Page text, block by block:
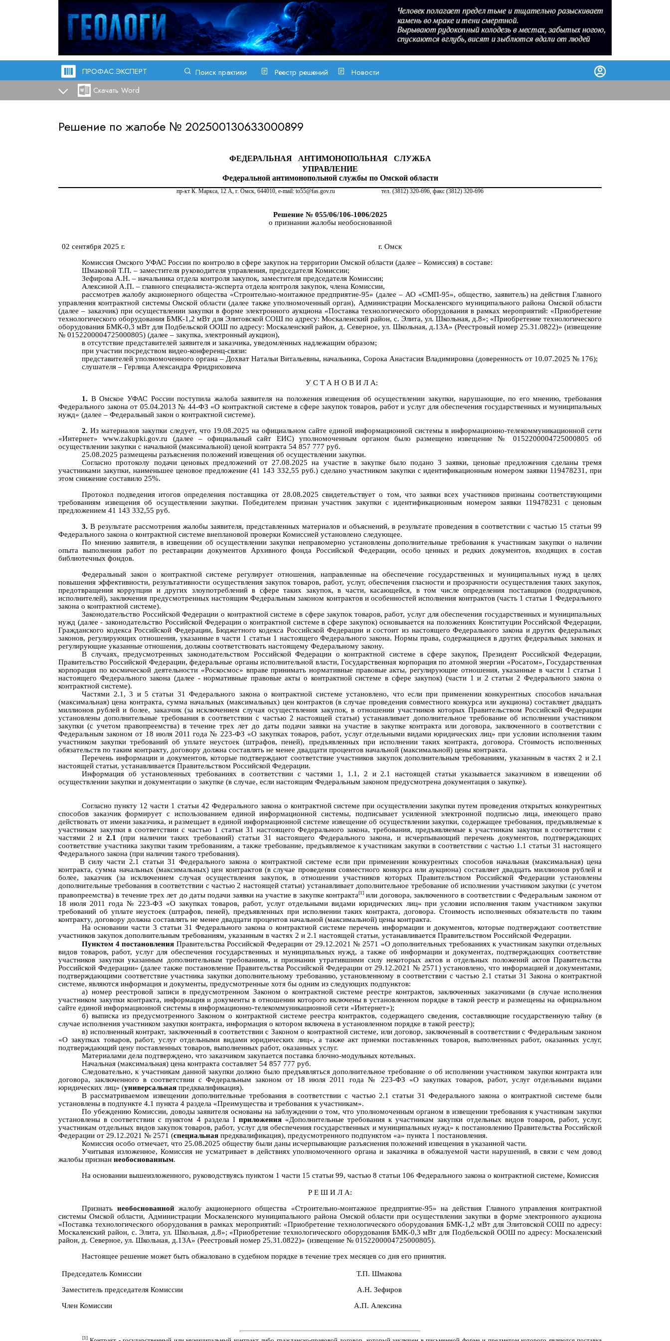
ПРОФАС.ЭКСПЕРТ Поиск практики Реестр решений
Новости
Скачать Word
Решение по жалобе № 202500130633000899
ФЕДЕРАЛЬНАЯ АНТИМОНОПОЛЬНАЯ
СЛУЖБА
УПРАВЛЕНИЕ
Федеральной антимонопольной службы по Омской области
пр-кт К. Маркса, 12 А, г. Омск, 644010, e-mail: to55@fas.gov.ru тел. (3812) 320-696, факс (3812) 320-696
Решение № 055/06/106-1006/2025
о признании жалобы необоснованной
02 сентября 2025 г.
г. Омск
Комиссия Омского УФАС России по контролю в сферезакупокна территории Омской области (далее – Комиссия) в составе:
Шмаковой Т.П. – заместителя руководителя управления, председателя Комиссии;
Зефирова А.Н. – начальника отдела контроля закупок, заместителя председателя Комиссии;
Алексиной А.П. – главного специалиста-эксперта отдела контроля закупок, члена Комиссии,
рассмотрев жалобу акционерного общества«Строительно-монтажное предприятие-95» (далее – АО «СМП-95», общество, заявитель)на действияГлавного
управления контрактной системы Омской области (далее также уполномоченный орган), Администрации Москаленского муниципального района Омской области
(далее – заказчик) при осуществлении закупки в форме электронного аукциона «Поставка технологического оборудования в рамках мероприятий: «Приобретение
технологического оборудования БМК-1,2 мВт для Элитовской СОШ по адресу: Москаленский район, с. Элита, ул. Школьная, д.8»; «Приобретение технологического
оборудования БМК-0,3 мВт для Подбельской ООШ по адресу: Москаленский район, д. Северное, ул. Школьная, д.13А» (Реестровый номер 25.31.0822)» (извещение
№ 0152200004725000805) (далее – закупка, электронный аукцион),
в отсутствие представителей заявителя и заказчика,уведомленныхнадлежащим образом;
при участии посредством видео-конференц-связи:
представителей уполномоченногооргана – Дохват Натальи Витальевны, начальника,Сорока Анастасия Владимировна (доверенностьот 10.07.2025 № 176);
слушателя – Герлица Александра Фридриховича
У С Т А Н О В И Л А:
В Омское УФАС Россиипоступила жалоба заявителя на положения извещения об осуществлении закупки, нарушающие, по его мнению, требования
Федерального закона от 05.04.2013 № 44-ФЗ «О контрактной системе в сфере закупок товаров, работ и услуг для обеспечения государственных и муниципальных
нужд» (далее – Федеральный закон о контрактной системе).
2.Из материаловзакупки следует, что 19.08.2025 на официальном сайте единой информационной системы в информационно-телекоммуникационной сети
«Интернет» www.zakupki.gov.ru (далее –официальный сайт ЕИС) уполномоченныморганомбыло размещено извещение№ 0152200004725000805
об
осуществлении закупки с начальной (максимальной) ценой контракта 54 857 777 руб.
25.08.2025размещены разъяснения положений извещения об осуществлении закупки.
Согласнопротоколу подачи ценовых предложенийот 27.08.2025на участие в закупке было подано 3 заявки, ценовые предложения сделаны тремя
участниками закупки, наименьшее ценовое предложение (41 143 332,55 руб.) сделано участником закупки с идентификационным номером заявки 119478231, при
этом снижение составило 25%.
Протокол подведения итогов определения поставщика от28.08.2025 свидетельствует о том, что заявки всех участников признаны соответствующими
требованиям извещения об осуществлении закупки. Победителем признан участник закупки с идентификационным номером заявки 119478231 с ценовым
предложением 41 143 332,55 руб.
3. В результате рассмотрения жалобы заявителя, представленных материалов иобъяснений, в результате проведения в соответствии с частью 15 статьи 99
Федерального закона о контрактной системе внеплановой проверки Комиссией установлено следующее.
По мнению заявителя, в извещении об осуществлении закупки неправомерно установлены дополнительные требования к участникам закупки о наличии
опыта выполнения работ по реставрации документов Архивного фонда Российской Федерации, особо ценных и редких документов, входящих в состав
библиотечных фондов.
Федеральный закон о контрактной системе регулирует отношения, направленные на обеспечение государственных и муниципальных нужд в целях
повышения эффективности, результативности осуществления закупок товаров, работ, услуг, обеспечения гласности и прозрачности осуществления таких закупок,
предотвращения коррупции и других злоупотреблений в сфере таких закупок, в части, касающейся, в том числе определения поставщиков (подрядчиков,
исполнителей), заключения предусмотренных настоящим Федеральным законом контрактов и особенностей исполнения контрактов (часть 1 статьи 1 Федерального
закона о контрактной системе).
Законодательство Российской Федерации о контрактной системе в сфере закупок товаров, работ, услуг для обеспечения государственных и муниципальных
нужд (далее - законодательство Российской Федерации о контрактной системе в сфере закупок) основывается на положениях Конституции Российской Федерации,
Гражданского кодекса Российской Федерации, Бюджетного кодекса Российской Федерации и состоит из настоящего Федерального закона и других федеральных
законов, регулирующих отношения, указанные в части 1 статьи 1 настоящего Федерального закона. Нормы права, содержащиеся в других федеральных законах и
регулирующие указанные отношения, должны соответствовать настоящему Федеральному закону.
В случаях, предусмотренных законодательством Российской Федерации о контрактной системе в сфере закупок, Президент Российской Федерации,
Правительство Российской Федерации, федеральные органы исполнительной власти, Государственная корпорация по атомной энергии «Росатом», Государственная
корпорация по космической деятельности «Роскосмос» вправе принимать нормативные правовые акты, регулирующие отношения, указанные в части 1 статьи 1
настоящего Федерального закона (далее - нормативные правовые акты о контрактной системе в сфере закупок) (части 1 и 2 статьи 2 Федерального закона о
контрактной системе).
Частями 2.1, 3 и 5 статьи 31 Федерального закона о контрактной системе установлено, что если при применении конкурентных способов начальная
(максимальная) цена контракта, сумма начальных (максимальных) цен контрактов (в случае проведения совместного конкурса или аукциона) составляет двадцать
миллионов рублей и более, заказчик (за исключением случая осуществления закупок, в отношении участников которых Правительством Российской Федерации
установлены дополнительные требования в соответствии с частью 2 настоящей статьи) устанавливает дополнительное требование об исполнении участником
закупки (с учетом правопреемства) в течение трех лет до даты подачи заявки на участие в закупке контракта или договора, заключенного в соответствии с
Федеральным законом от 18 июля 2011 года№ 223-ФЗ «О закупках товаров, работ, услуг отдельными видами юридических лиц» при условии исполнения таким
участником закупки требований об уплате неустоек (штрафов, пеней), предъявленных при исполнении таких контракта, договора. Стоимость исполненных
обязательств по таким контракту, договору должна составлять не менее двадцати процентов начальной (максимальной) цены контракта.
Перечень информации и документов, которые подтверждают соответствие участников закупок дополнительным требованиям, указанным в частях 2 и 2.1
настоящей статьи, устанавливается Правительством Российской Федерации.
Информация об установленных требованиях в соответствии с частями 1, 1.1, 2 и 2.1 настоящей статьи указывается заказчиком в извещении об
осуществлении закупки и документации о закупке (в случае, если настоящим Федеральным законом предусмотрена документация о закупке).
Согласно пункту 12 части 1 статьи 42 Федерального закона о контрактной системе при осуществлении закупки путем проведения открытых конкурентных
способов заказчик формирует с использованием единой информационной системы, подписывает усиленной электронной подписью лица, имеющего право
действовать от имени заказчика, и размещает в единой информационной системе извещение об осуществлении закупки, содержащее требования, предъявляемые к
участникам закупки в соответствии с частью 1 статьи 31 настоящего Федерального закона, требования, предъявляемые к участникам закупки в соответствии с
частями 2 и2.1 (при наличии таких требований) статьи 31 настоящего Федерального закона, и исчерпывающий перечень документов, подтверждающих
соответствие участника закупки таким требованиям, а также требование, предъявляемое к участникам закупки в соответствии с частью 1.1 статьи 31 настоящего
Федерального закона (при наличии такого требования).
В силу части 2.1 статьи 31Федерального закона о контрактной системе если при применении конкурентных способов начальная (максимальная) цена
контракта, сумма начальных (максимальных) цен контрактов (в случае проведения совместного конкурса или аукциона) составляет двадцать миллионов рублей и
более, заказчик (за исключением случая осуществления закупок, в отношении участниковкоторых Правительством Российской Федерации установлены
дополнительные требования в соответствии счастью 2 настоящей статьи) устанавливает дополнительное требование об исполнении участником закупки (с учетом
правопреемства) в течение трех лет до даты подачи заявки на участие в закупке контракта[1] или договора, заключенного в соответствии с Федеральным законом от
18 июля 2011 года № 223-ФЗ «О закупках товаров, работ, услуг отдельными видами юридических лиц» при условии исполнения таким участником закупки
требований об уплате неустоек (штрафов, пеней), предъявленных при исполнении таких контракта, договора. Стоимость исполненных обязательств по таким
контракту, договору должна составлять не менее двадцати процентов начальной (максимальной) цены контракта.
На основании части 3 статьи 31 Федерального закона о контрактной системе перечень информации и документов, которые подтверждают соответствие
участников закупок дополнительным требованиям, указанным в частях 2 и 2.1 настоящей статьи, устанавливается Правительством Российской Федерации.
Пунктом 4постановления Правительства Российской Федерации от 29.12.2021 № 2571 «О дополнительных требованиях к участникам закупки отдельных
видов товаров, работ, услуг для обеспечения государственных и муниципальных нужд, а также об информации и документах, подтверждающих соответствие
участников закупки указанным дополнительным требованиям, и признании утратившими силу некоторых актов и отдельных положений актов Правительства
Российской Федерации» (далее также постановление Правительства Российской Федерации от 29.12.2021 № 2571) установлено, что информацией и документами,
подтверждающими соответствие участника закупки дополнительному требованию, установленному в соответствии с частью 2.1 статьи 31 Закона о контрактной
системе, являются информация и документы, предусмотренные хотя бы одним из следующих подпунктов:
а) номер реестровой записи в предусмотренном Законом о контрактной системе реестре контрактов, заключенных заказчиками (в случае исполнения
участником закупки контракта, информация и документы в отношении которого включены в установленном порядке в такой реестр и размещены на официальном
сайте единой информационной системы в информационно-телекоммуникационной сети «Интернет»);
б) выписка из предусмотренного Законом о контрактной системе реестра контрактов, содержащего сведения, составляющие государственную тайну (в
случае исполнения участником закупки контракта, информация о котором включена в установленном порядке в такой реестр);
в) исполненный контракт, заключенный в соответствии с Законом о контрактной системе, или договор, заключенный в соответствии с Федеральным законом
«О закупках товаров, работ, услуг отдельными видами юридических лиц», а также акт приемки поставленных товаров, выполненных работ, оказанных услуг,
подтверждающий цену поставленных товаров, выполненных работ, оказанных услуг.
Материалами дела подтверждено, что заказчиком закупается поставка блочно-модульных котельных.
Начальная (максимальная) цена контракта составляет54 857 777 руб.
Следовательно, к участникам данной закупки должно было предъявляться дополнительное требование о об исполнении участником закупки контракта или
договора, заключенного в соответствии с Федеральным законом от 18 июля 2011 года № 223-ФЗ «О закупках товаров, работ, услуг отдельными видами
юридических лиц» (универсальная предквалификация).
В рассматриваемом извещении дополнительные требованияв соответствии с частью 2.1 статьи 31Федерального закона о контрактной системе были
установлены в подпункте 4.1 пункта 4 раздела «Преимущества и требования к участникам».
По убеждению Комиссии, доводы заявителя основаны на заблуждении о том, что уполномоченным органом в извещении требованияк участникам закупки
установлены в соответствии с пунктом 4 раздела I приложения«Дополнительные требования к участникам закупки отдельных видов товаров, работ, услуг,
участникам отдельных видов закупок товаров, работ, услуг для обеспечения государственных и муниципальных нужд» к постановлению Правительства Российской
Федерации от 29.12.2021 № 2571 (специальная предквалификация), предусмотренного подпунктом «а» пункта 1 постановления.
Комиссия особо отмечает, что 25.08.2025 обществу были даны исчерпывающие разъяснения положений извещения в указанной части.
Учитывая изложенное, Комиссия не усматривает в действиях уполномоченногооргана изаказчика в обжалуемой части нарушений, в связи с чем довод
жалобы признан необоснованным.
На основании вышеизложенного, руководствуясь пунктом 1 части 15 статьи 99, частью 8 статьи 106 Федерального закона о контрактной системе, Комиссия
Р Е Ш И Л А:
Признать необоснованной жалобуакционерного общества «Строительно-монтажное предприятие-95» на действия Главного управления контрактной
системы Омской области, Администрации Москаленского муниципального района Омской области при осуществлении закупки в форме электронного аукциона
«Поставка технологического оборудования в рамках мероприятий: «Приобретение технологического оборудования БМК-1,2 мВт для Элитовской СОШ по адресу:
Москаленский район, с. Элита, ул. Школьная, д.8»; «Приобретение технологического оборудования БМК-0,3 мВт для Подбельской ООШ по адресу: Москаленский
район, д. Северное, ул. Школьная, д.13А» (Реестровый номер 25.31.0822)» (извещение № 0152200004725000805).
Настоящее решение может быть обжаловано в судебном порядке в течение трех месяцев со дня его принятия.
Председатель Комиссии
Заместитель председателя Комиссии
Член Комиссии
Т.П. Шмакова
А.Н. Зефиров
А.П. Алексина
[1]